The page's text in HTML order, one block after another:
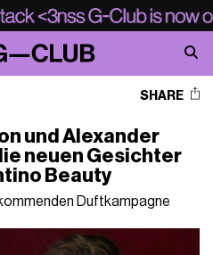
SHARE
und Alexander
neuen Gesichter
Beauty
Duftkampagne